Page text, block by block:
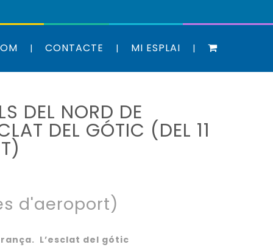
CONTACTE MI ESPLAI
DEL NORD DE
DEL GÓTIC (DEL 11
d'aeroport)
L’esclat del gótic